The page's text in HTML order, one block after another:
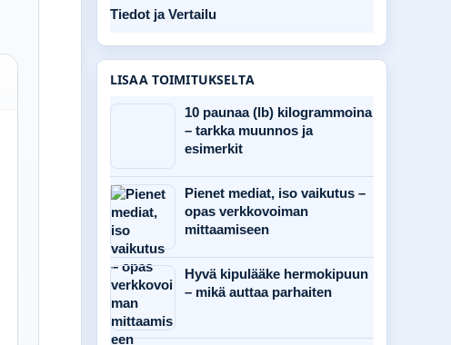
Tiedot ja Vertailu
LISAA TOIMITUKSELTA
10 paunaa (lb) kilogrammoina
– tarkka muunnos ja
esimerkit
Pienet mediat, iso vaikutus –
opas verkkovoiman
mittaamiseen
Hyvä kipulääke hermokipuun
– mikä auttaa parhaiten